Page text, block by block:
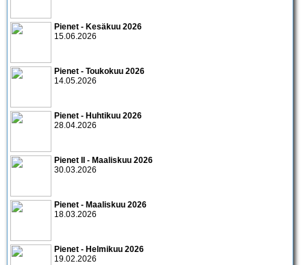
Pienet - Kesäkuu 2026
15.06.2026
Pienet - Toukokuu 2026
14.05.2026
Pienet - Huhtikuu 2026
28.04.2026
Pienet II - Maaliskuu 2026
30.03.2026
Pienet - Maaliskuu 2026
18.03.2026
Pienet - Helmikuu 2026
19.02.2026